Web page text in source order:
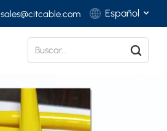
sales@citcable.com Español
Deutsch